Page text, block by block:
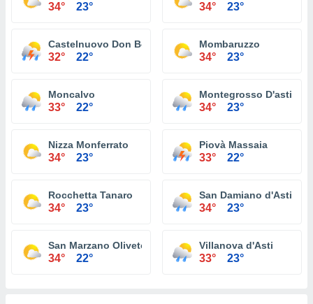
34° 23° 34° 23°
Castelnuovo Don Bosco
32° 22°
Mombaruzzo
34° 23°
Moncalvo
33° 22°
Montegrosso D'asti
34° 23°
Nizza Monferrato
34° 23°
Piovà Massaia
33° 22°
Rocchetta Tanaro
34° 23°
San Damiano d'Asti
34° 23°
San Marzano Oliveto
34° 22°
Villanova d'Asti
33° 23°